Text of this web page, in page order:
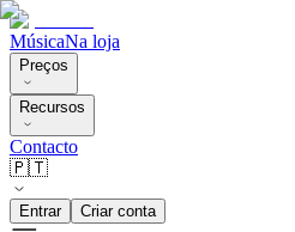
MúsicaNa loja
Preços
Recursos
Contacto
🇵🇹
Entrar Criar conta